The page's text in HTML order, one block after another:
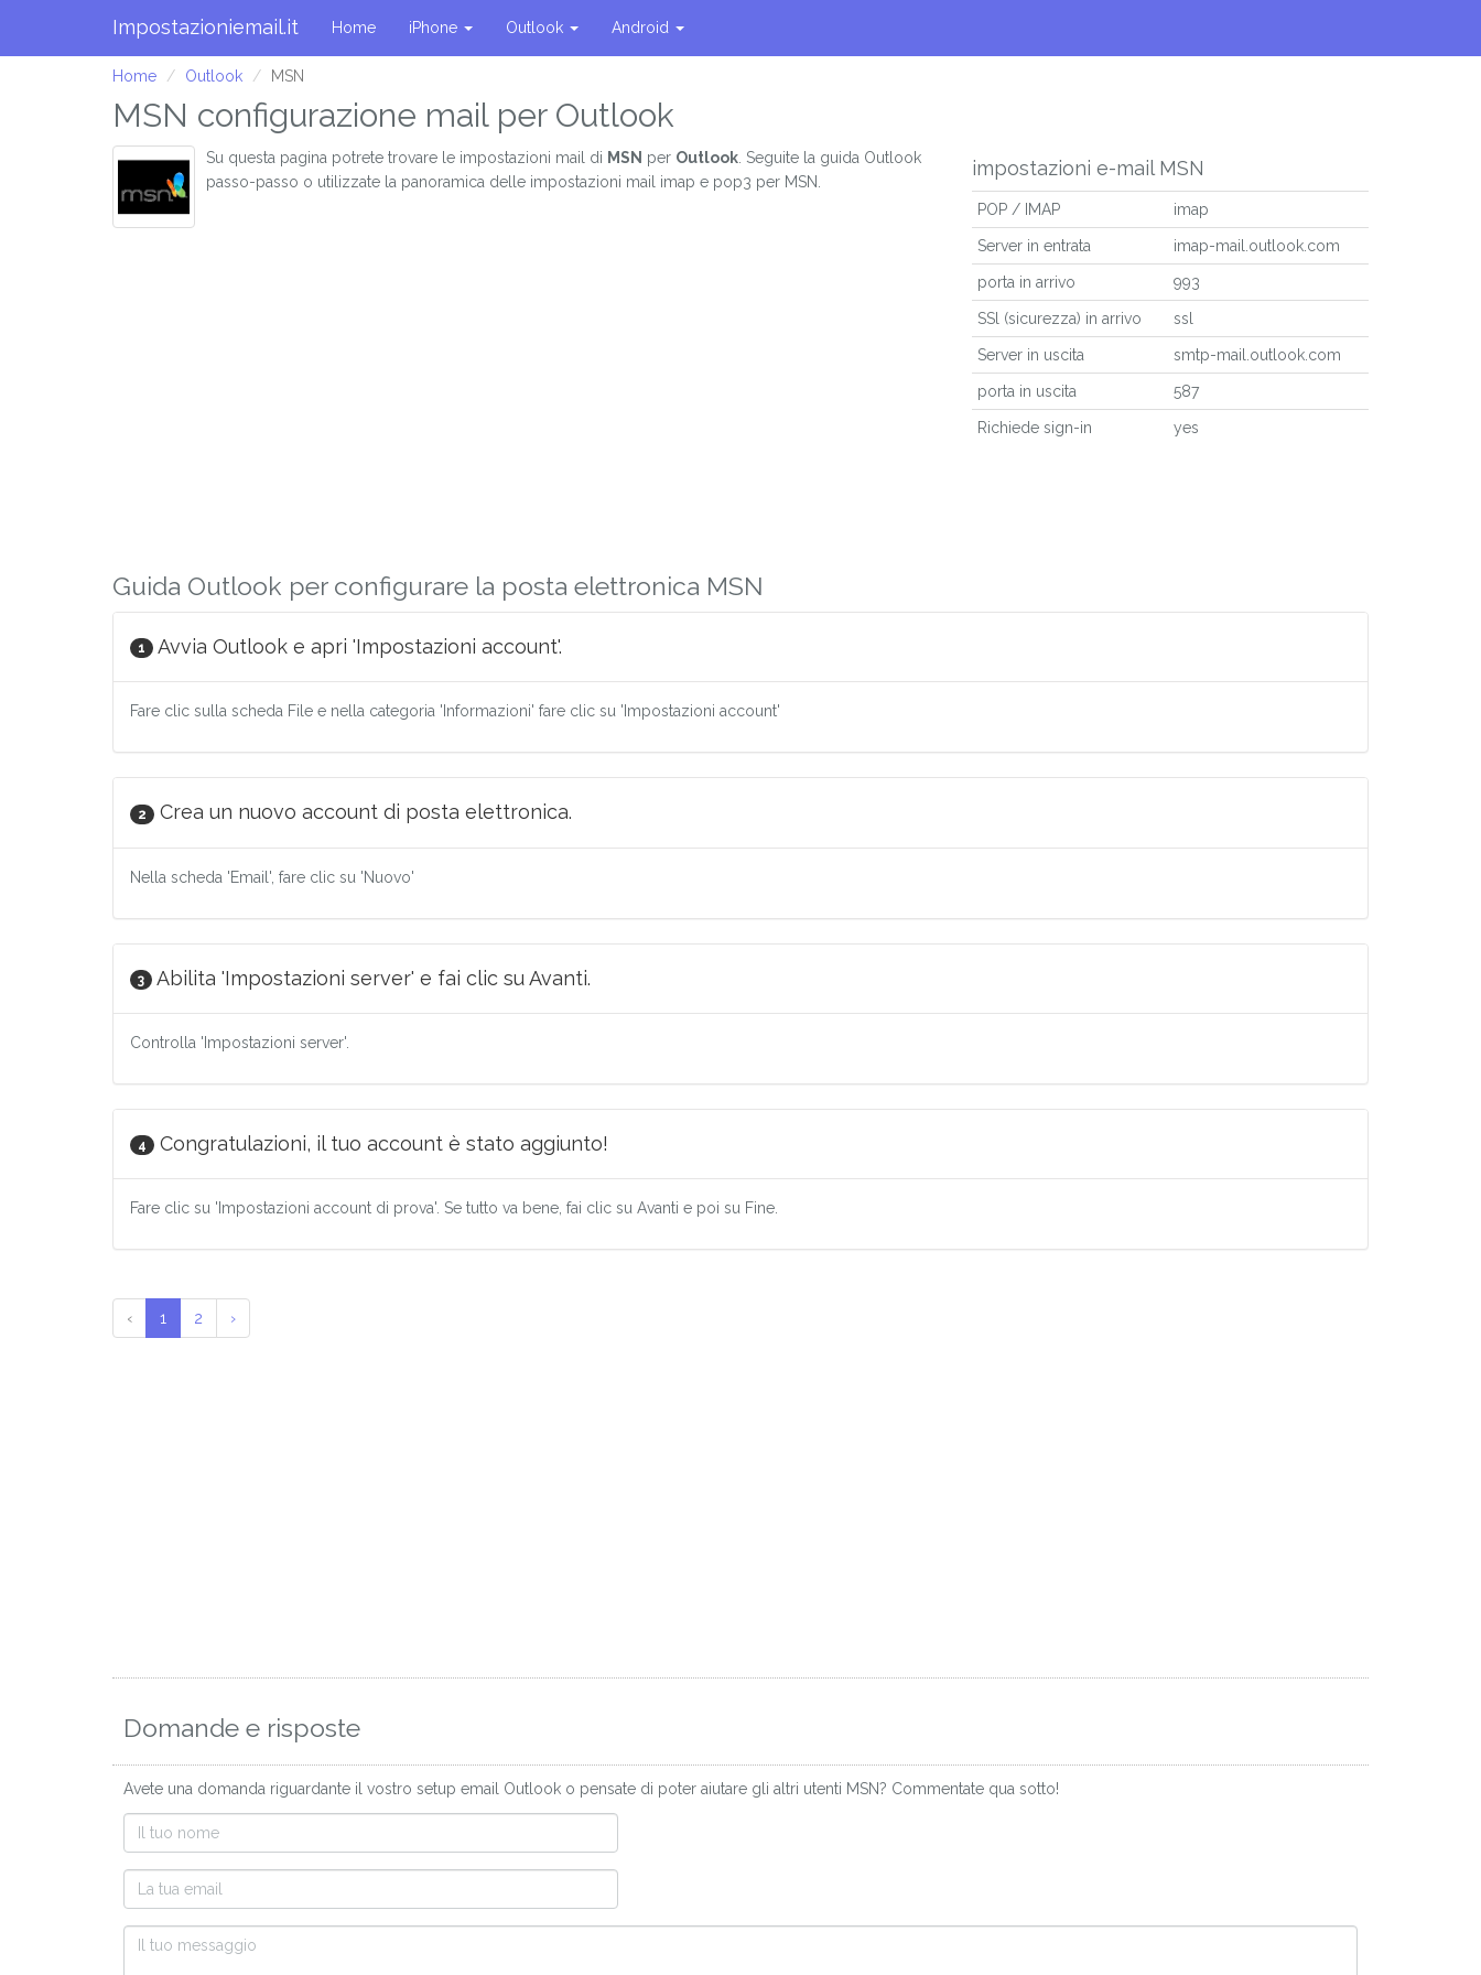
Impostazioniemail.it Home iPhone Outlook Android
Home Outlook MSN
MSN configurazione mail per Outlook
Su questa pagina potrete trovare le impostazioni mail di MSN per Outlook . Seguite la guida Outlook
passo-passo o utilizzate la panoramica delle impostazioni mail imap e pop3 per MSN.
impostazioni e-mail MSN
POP / IMAP imap
Server in entrata imap-mail.outlook.com
porta in arrivo 993
SSl (sicurezza) in arrivo ssl
Server in uscita smtp-mail.outlook.com
porta in uscita 587
Richiede sign-in yes
Guida Outlook per configurare la posta elettronica MSN
1 Avvia Outlook e apri 'Impostazioni account'.
Fare clic sulla scheda File e nella categoria 'Informazioni' fare clic su 'Impostazioni account'
2 Crea un nuovo account di posta elettronica.
Nella scheda 'Email', fare clic su 'Nuovo'
3 Abilita 'Impostazioni server' e fai clic su Avanti.
Controlla 'Impostazioni server'.
4 Congratulazioni, il tuo account è stato aggiunto!
Fare clic su 'Impostazioni account di prova'. Se tutto va bene, fai clic su Avanti e poi su Fine.
‹ 1 2 ›
Domande e risposte
Avete una domanda riguardante il vostro setup email Outlook o pensate di poter aiutare gli altri utenti MSN? Commentate qua sotto!